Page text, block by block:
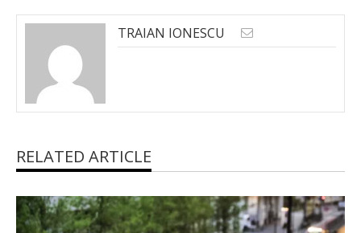
TRAIAN IONESCU
RELATED ARTICLE